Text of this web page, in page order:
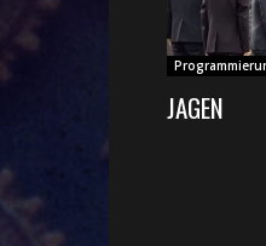
JAGEN